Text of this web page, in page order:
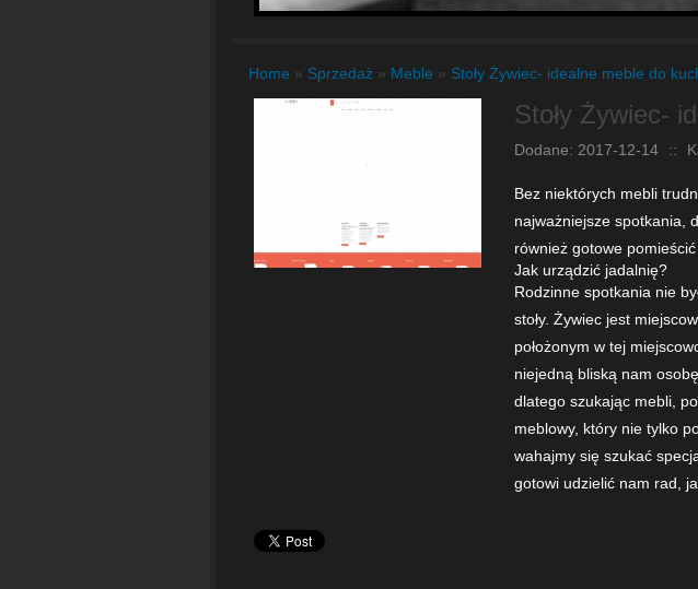
Home » Sprzedaż » Meble » Stoły Żywiec- idealne meble do
Stoły Żywiec-
Dodane: 2017-12-14 ::
Bez niektórych mebli
najważniejsze spotkania,
również gotowe
Jak urządzić jadalnię?
Rodzinne spotkania nie
stoły. Żywiec jest
położonym w tej
niejedną bliską nam
dlatego szukając mebli,
meblowy, który nie tylko
wahajmy się szukać
gotowi udzielić nam rad,